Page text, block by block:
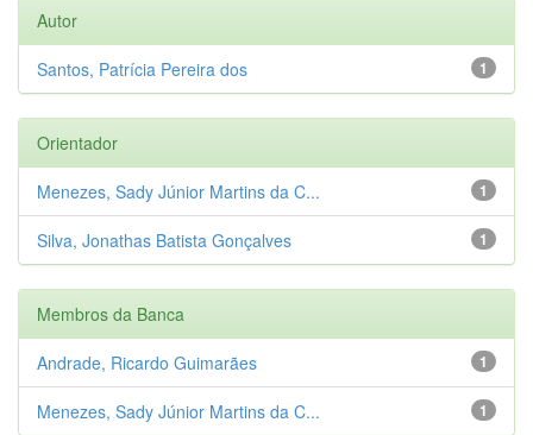
Autor
1
Santos, Patrícia Pereira dos
Orientador
1
Menezes, Sady Júnior Martins da C...
1
Silva, Jonathas Batista Gonçalves
Membros da Banca
1
Andrade, Ricardo Guimarães
1
Menezes, Sady Júnior Martins da C...